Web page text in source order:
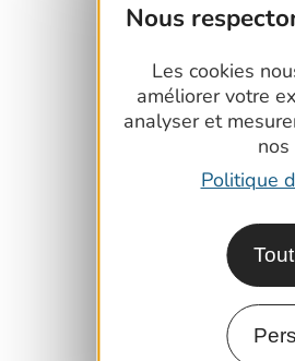
Nous
Les cookies
améliorer votre
analyser et
nos
Politique